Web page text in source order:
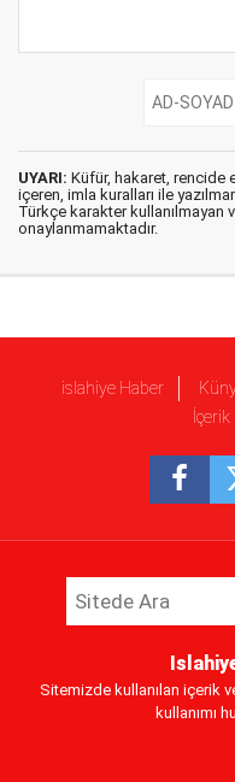
UYARI: Küfür, hakaret, rencide
içeren, imla kuralları ile
Türkçe karakter kullanılmayan
onaylanmamaktadır.
islahiye Haber
Sitemizde kullanılan içerik
kullanımı